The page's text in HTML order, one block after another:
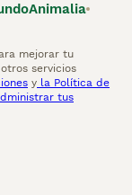
mejorar tu
servicios
y la Política de
tus